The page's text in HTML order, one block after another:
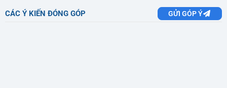
CÁC Ý KIẾN ĐÓNG GÓP GỬI GÓP Ý